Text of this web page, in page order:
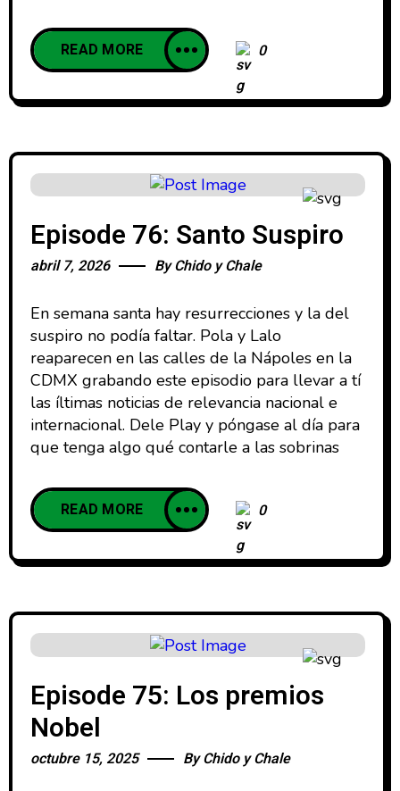
READ MORE 0
Episode 76: Santo Suspiro
abril 7, 2026 ByChido y Chale
En semana santa hay resurrecciones y la del
suspiro no podía faltar. Pola y Lalo
reaparecen en las calles de la Nápoles en la
CDMX grabando este episodio para llevar a tí
las íltimas noticias de relevancia nacional e
internacional. Dele Play y póngase al día para
que tenga algo qué contarle a las sobrinas
READ MORE 0
Episode 75: Los premios
Nobel
octubre 15, 2025 ByChido y Chale